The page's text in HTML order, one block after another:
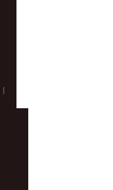
|